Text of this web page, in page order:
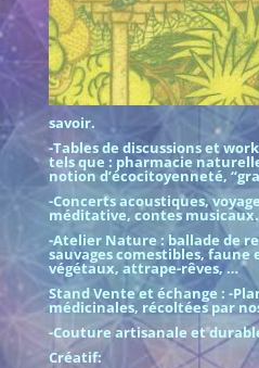
savoir.
-Tables de discussions et
tels que : pharmacie
notion d’écocitoyenneté,
-Concerts acoustiques,
méditative, contes musicaux.
-Atelier Nature : ballade de
sauvages comestibles,
végétaux, attrape-rêves, …
Stand Vente et échange : -
médicinales, récoltées par
-Couture artisanale et
Créatif: